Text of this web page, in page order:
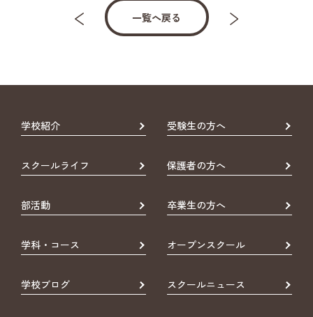
一覧へ戻る
学校紹介 受験生の方へ
スクールライフ 保護者の方へ
部活動 卒業生の方へ
学科・コース オープンスクール
学校ブログ スクールニュース